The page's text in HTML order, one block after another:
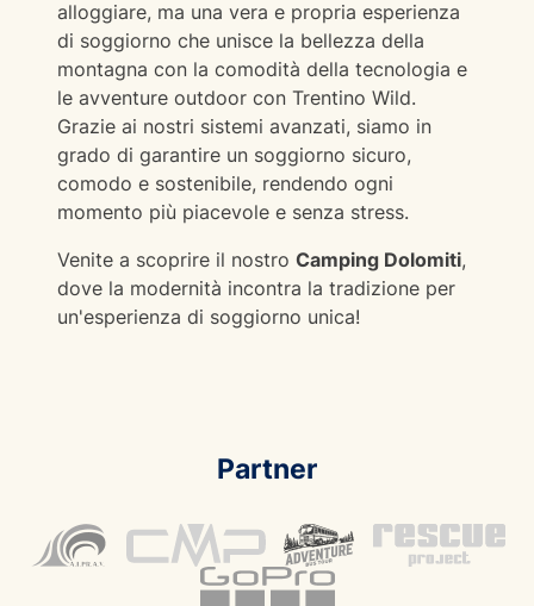
alloggiare, ma una vera e propria esperienza
di soggiorno che unisce la bellezza della
montagna con la comodità della tecnologia e
le avventure outdoor con Trentino Wild.
Grazie ai nostri sistemi avanzati, siamo in
grado di garantire un soggiorno sicuro,
comodo e sostenibile, rendendo ogni
momento più piacevole e senza stress.
Venite a scoprire il nostro Camping Dolomiti,
dove la modernità incontra la tradizione per
un'esperienza di soggiorno unica!
Partner